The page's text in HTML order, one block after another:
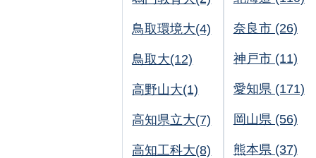
鳥取環境大(4)
鳥取大(12)
高野山大(1)
高知県立大(7)
高知工科大(8)
奈良市 (26)
神戸市 (11)
愛知県 (171)
岡山県 (56)
熊本県 (37)